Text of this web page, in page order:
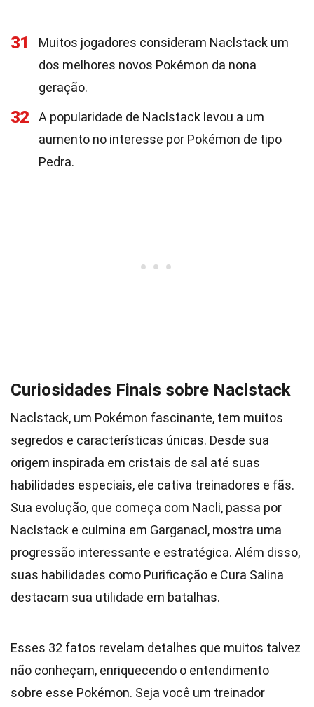
31
Muitos jogadores consideram Naclstack um
dos melhores novos Pokémon da nona
geração.
32
A popularidade de Naclstack levou a um
aumento no interesse por Pokémon de tipo
Pedra.
Curiosidades Finais sobre Naclstack
Naclstack, um Pokémon fascinante, tem muitos
segredos e características únicas. Desde sua
origem inspirada em cristais de sal até suas
habilidades especiais, ele cativa treinadores e fãs.
Sua evolução, que começa com Nacli, passa por
Naclstack e culmina em Garganacl, mostra uma
progressão interessante e estratégica. Além disso,
suas habilidades como Purificação e Cura Salina
destacam sua utilidade em batalhas.
Esses 32 fatos revelam detalhes que muitos talvez
não conheçam, enriquecendo o entendimento
sobre esse Pokémon. Seja você um treinador